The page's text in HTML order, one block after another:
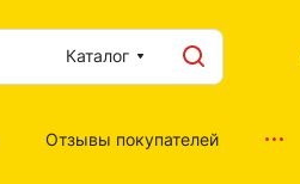
Каталог
Отзывы покупателей